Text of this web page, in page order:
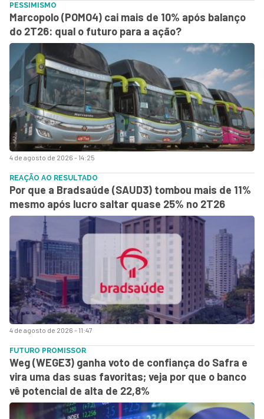
4 de agosto de 2026 - 14:25
PESSIMISMO
Marcopolo (POMO4) cai mais de 10% após balanço
do 2T26: qual o futuro para a ação?
4 de agosto de 2026 - 11:47
REAÇÃO AO RESULTADO
Por que a Bradsaúde (SAUD3) tombou mais de 11%
mesmo após lucro saltar quase 25% no 2T26
FUTURO PROMISSOR
Weg (WEGE3) ganha voto de confiança do Safra e
vira uma das suas favoritas; veja por que o banco
vê potencial de alta de 22,8%